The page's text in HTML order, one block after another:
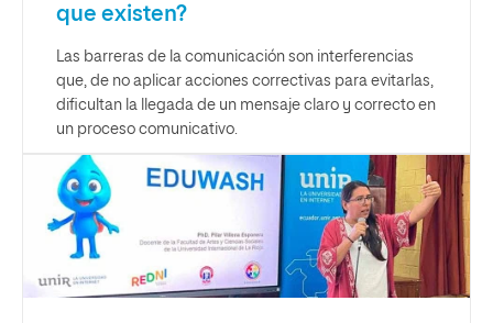
que existen?
Las barreras de la comunicación son interferencias
que, de no aplicar acciones correctivas para evitarlas,
dificultan la llegada de un mensaje claro y correcto en
un proceso comunicativo.